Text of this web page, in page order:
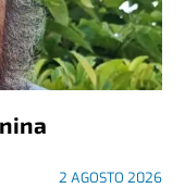
2 AGOSTO 2026